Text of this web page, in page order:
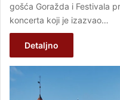
gošća Goražda i Festivala
koncerta koji je izazvao…
Detaljno